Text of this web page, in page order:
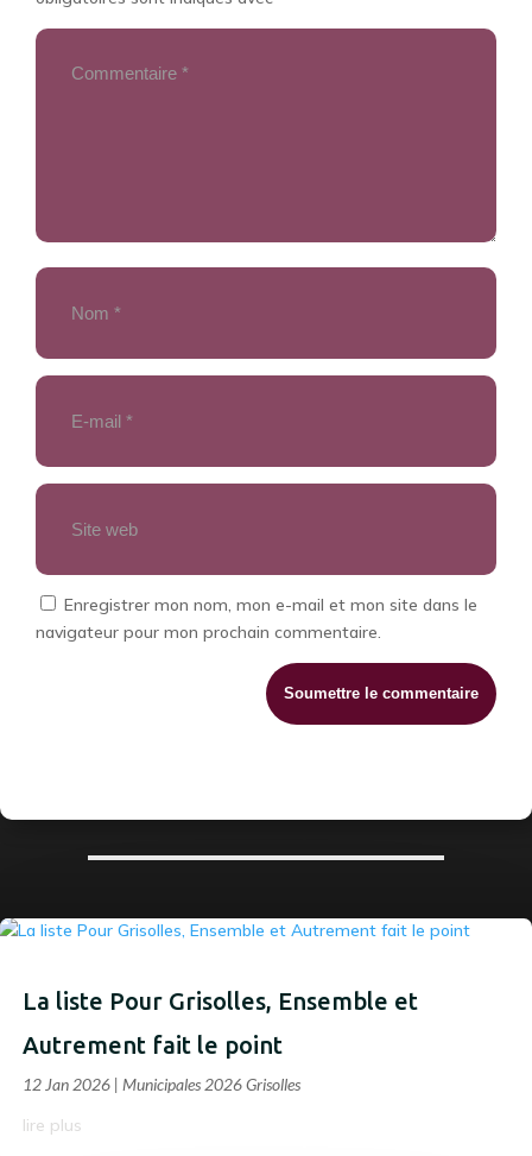
Enregistrer mon nom, mon e-mail et mon site dans le
navigateur pour mon prochain commentaire.
Soumettre le commentaire
La liste Pour Grisolles, Ensemble et
Autrement fait le point
12 Jan 2026 | Municipales 2026 Grisolles
lire plus